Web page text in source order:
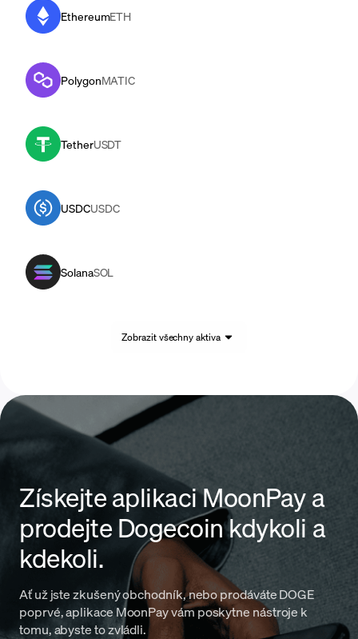
EthereumETH
PolygonMATIC
TetherUSDT
USDCUSDC
SolanaSOL
Zobrazit všechny aktiva
Získejte aplikaci MoonPay a
prodejte Dogecoin kdykoli a
kdekoli.
Ať už jste zkušený obchodník, nebo prodáváte DOGE
poprvé, aplikace MoonPay vám poskytne nástroje k
tomu, abyste to zvládli.